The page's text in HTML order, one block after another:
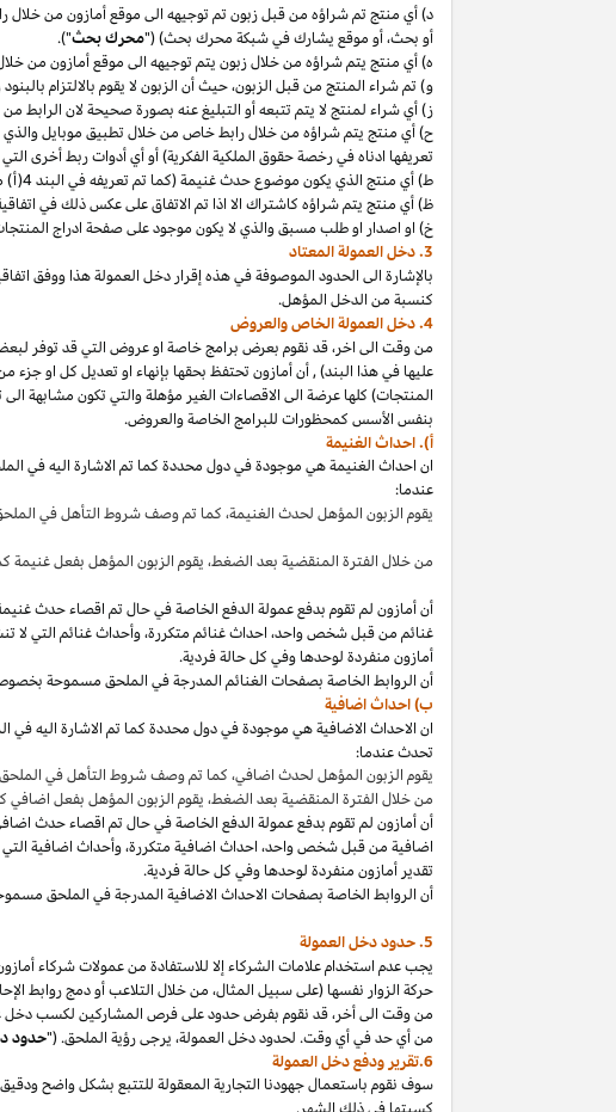
د) أي منتج تمشراؤه من قبل زبون تم توجيهه الى موقع أمازون من
أو بحث،أو موقع يشارك في شبكة محرك بحث) ("محرك بحث").
ه) أي منتج يتمشراؤهمن خلال زبون يتم توجيهه الى موقع أمازون من
و) تم شراء المنتج من قبل الزبون،حيثأن الزبون لا يقوم بالالتزام بالبنود
ز) أي شراء لمنتج لا يتم تتبعه أو التبليغ عنه بصورة صحيحة لان
ح) أي منتج يتمشراؤه من خلال رابط خاص من خلال تطبيق موبايل
تعريفها ادناه في رخصة حقوق الملكية الفكرية) أو أي أدوات ربط أخرى
ط) أي منتج الذي يكون موضوع حدث غنيمة (كما تم تعريفه في البند 4(أ) من إقرار دخل العمولة
ظ) أي منتج يتمشراؤه كاشتراك الا اذا تم الاتفاق على عكس ذلك في
خ) او اصدار او طلب مسبق والذي لا يكون موجود على صفحة ادراج
3. دخل العمولة المعتاد
بالإشارة الى الحدود الموصوفة في هذه إقرار دخل العمولة هذا ووفق
كنسبة من الدخل المؤهل.
4. دخل العمولة الخاص والعروض
من وقت الى اخر،قد نقوم بعرض برامج خاصة او عروض التي قد توفر
عليها في هذا البند)
,أن أمازون تحتفظ بحقها بإنهاء او تعديل كل او
المنتجات) كلها عرضة الى الاقصاءات الغير مؤهلةوالتي تكون مشابهة الى
بنفس الأسس كمحظورات للبرامج الخاصة والعروض.
أ). احداث الغنيمة
ان احداث الغنيمة هي موجودة في دول محددة كما تم الاشارة اليه في
عندما:
يقوم الزبون المؤهل لحدث الغنيمة، كما تم وصف شروط التأهل في
من خلال الفترة المنقضية بعد الضغط، يقوم الزبون المؤهل بفعل غنيمة
أن أمازون لم تقوم بدفع عمولة الدفع الخاصة في حال تم اقصاء حدث
غنائم من قبل شخصواحد، احداث غنائم متكررة،وأحداث غنائم التي لا
أمازون منفردة لوحدها وفي كل حالة فردية.
أن الروابط الخاصة بصفحات الغنائم المدرجة في الملحق مسموحة
ب) احداث اضافية
ان الاحداث الاضافية هي موجودة في دول محددة كما تم الاشارة اليه في
تحدث عندما:
يقوم الزبون المؤهل لحدث اضافي، كما تم وصف شروط التأهل في
من خلال الفترة المنقضية بعد الضغط، يقوم الزبون المؤهل بفعل اضافي
أن أمازون لم تقوم بدفع عمولة الدفع الخاصة في حال تم اقصاء حدث
اضافية من قبل شخصواحد، احداث اضافية متكررة،وأحداث اضافية
تقدير أمازون منفردة لوحدها وفي كل حالة فردية.
أن الروابط الخاصة بصفحات الاحداث الاضافية المدرجة في الملحق
5. حدود دخل العمولة
يجب عدم استخدام علامات الشركاء إلا للاستفادة من عمولات شركاء
حركة الزوار نفسها (على سبيل المثال، من خلال التلاعب أو دمج روابط
من وقت الىأخر،قد نقوم بفرض حدود على فرص المشاركين لكسب دخل
من أي حد في أي وقت. لحدود دخل العمولة، يرجى رؤية الملحق. ("حدود
6.تقرير ودفع دخل العمولة
سوف نقوم باستعمال جهودنا التجارية المعقولة للتتبع بشكل واضح